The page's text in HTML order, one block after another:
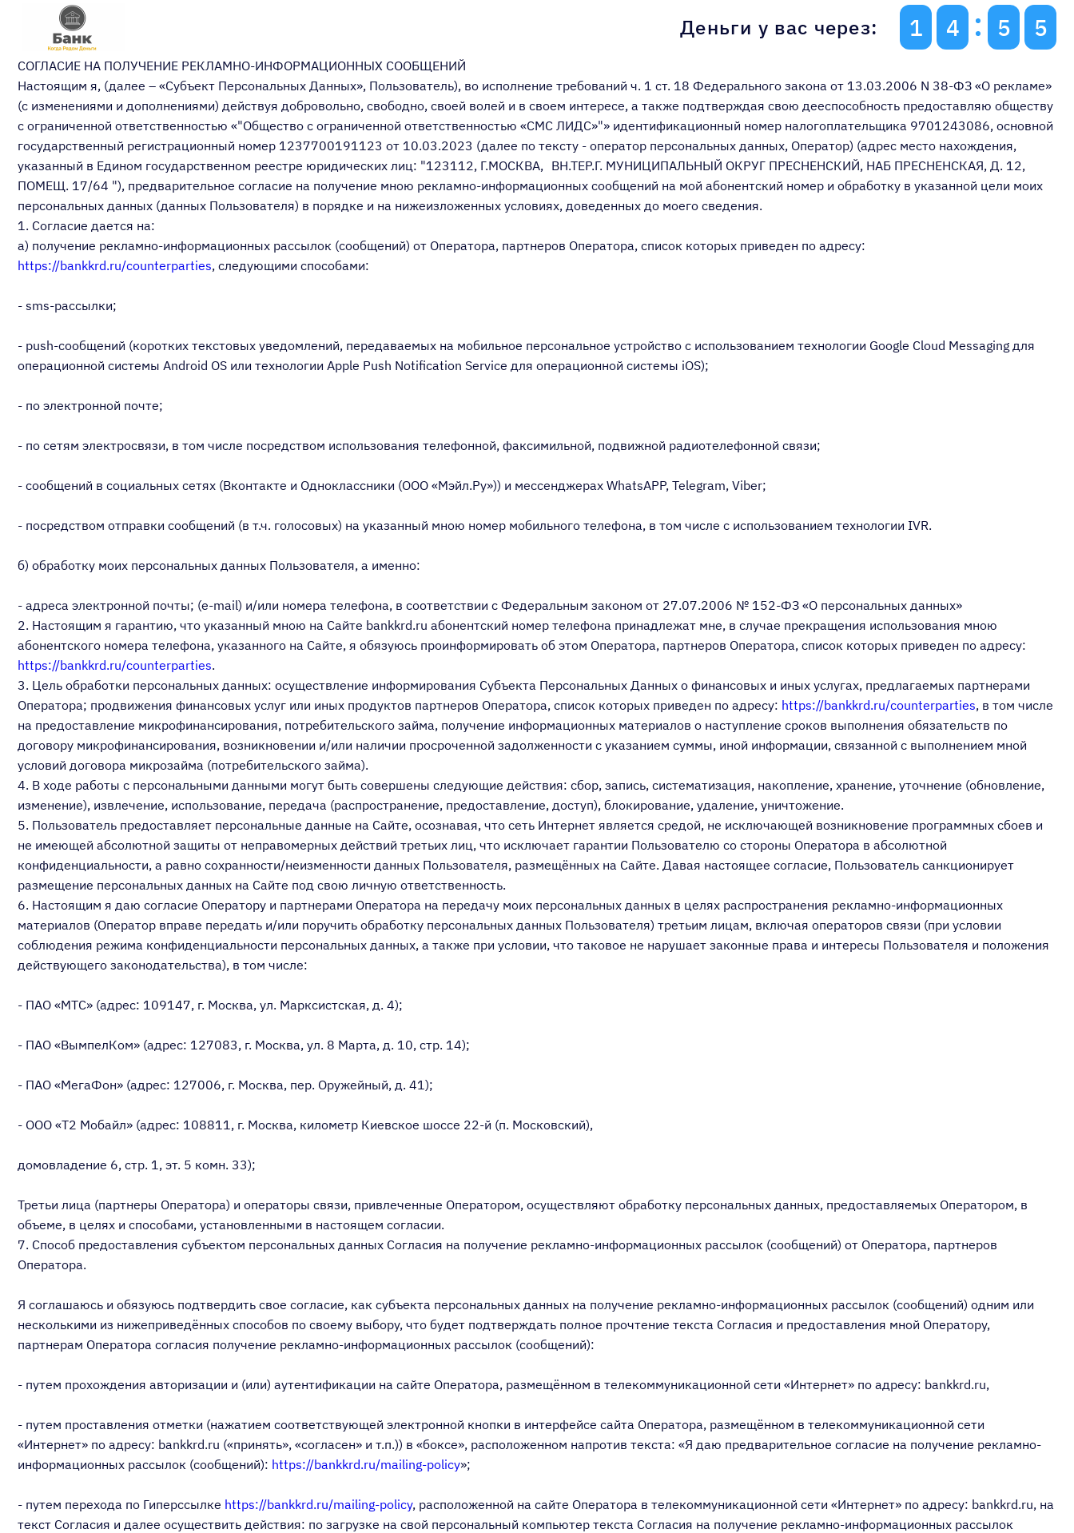
Деньги у вас через: 1 4 5 4
СОГЛАСИЕ НА ПОЛУЧЕНИЕ РЕКЛАМНО-ИНФОРМАЦИОННЫХ СООБЩЕНИЙ
Настоящим я, (далее – «Субъект Персональных Данных», Пользователь), во исполнение требований ч. 1 ст. 18 Федерального закона от 13.03.2006 N 38-ФЗ «О рекламе»
(с изменениями и дополнениями) действуя добровольно, свободно, своей волей и в своем интересе, а также подтверждая свою дееспособность предоставляю обществу
с ограниченной ответственностью «"Общество с ограниченной ответственностью «СМС ЛИДС»"» идентификационный номер налогоплательщика 9701243086, основной
государственный регистрационный номер 1237700191123 от 10.03.2023 (далее по тексту - оператор персональных данных, Оператор) (адрес место нахождения,
указанный в Едином государственном реестре юридических лиц: "123112, Г.МОСКВА, ВН.ТЕР.Г. МУНИЦИПАЛЬНЫЙ ОКРУГ ПРЕСНЕНСКИЙ, НАБ ПРЕСНЕНСКАЯ, Д. 12,
ПОМЕЩ. 17/64 "), предварительное согласие на получение мною рекламно-информационных сообщений на мой абонентский номер и обработку в указанной цели моих
персональных данных (данных Пользователя) в порядке и на нижеизложенных условиях, доведенных до моего сведения.
1. Согласие дается на:
a) получение рекламно-информационных рассылок (сообщений) от Оператора, партнеров Оператора, список которых приведен по адресу:
https://bankkrd.ru/counterparties, следующими способами:
- sms-рассылки;
- push-сообщений (коротких текстовых уведомлений, передаваемых на мобильное персональное устройство с использованием технологии Google Cloud Messaging для
операционной системы Android OS или технологии Apple Push Notification Service для операционной системы iOS);
- по электронной почте;
- по сетям электросвязи, в том числе посредством использования телефонной, факсимильной, подвижной радиотелефонной связи;
- сообщений в социальных сетях (Вконтакте и Одноклассники (ООО «Мэйл.Ру»)) и мессенджерах WhatsAPP, Telegram, Viber;
- посредством отправки сообщений (в т.ч. голосовых) на указанный мною номер мобильного телефона, в том числе с использованием технологии IVR.
б) обработку моих персональных данных Пользователя, а именно:
- адреса электронной почты; (e-mail) и/или номера телефона, в соответствии с Федеральным законом от 27.07.2006 № 152-ФЗ «О персональных данных»
2. Настоящим я гарантию, что указанный мною на Сайте bankkrd.ru абонентский номер телефона принадлежат мне, в случае прекращения использования мною
абонентского номера телефона, указанного на Сайте, я обязуюсь проинформировать об этом Оператора, партнеров Оператора, список которых приведен по адресу:
https://bankkrd.ru/counterparties.
3. Цель обработки персональных данных: осуществление информирования Субъекта Персональных Данных о финансовых и иных услугах, предлагаемых партнерами
Оператора; продвижения финансовых услуг или иных продуктов партнеров Оператора, список которых приведен по адресу: https://bankkrd.ru/counterparties, в том числе
на предоставление микрофинансирования, потребительского займа, получение информационных материалов о наступление сроков выполнения обязательств по
договору микрофинансирования, возникновении и/или наличии просроченной задолженности с указанием суммы, иной информации, связанной с выполнением мной
условий договора микрозайма (потребительского займа).
4. В ходе работы с персональными данными могут быть совершены следующие действия: сбор, запись, систематизация, накопление, хранение, уточнение (обновление,
изменение), извлечение, использование, передача (распространение, предоставление, доступ), блокирование, удаление, уничтожение.
5. Пользователь предоставляет персональные данные на Сайте, осознавая, что сеть Интернет является средой, не исключающей возникновение программных сбоев и
не имеющей абсолютной защиты от неправомерных действий третьих лиц, что исключает гарантии Пользователю со стороны Оператора в абсолютной
конфиденциальности, а равно сохранности/неизменности данных Пользователя, размещённых на Сайте. Давая настоящее согласие, Пользователь санкционирует
размещение персональных данных на Сайте под свою личную ответственность.
6. Настоящим я даю согласие Оператору и партнерами Оператора на передачу моих персональных данных в целях распространения рекламно-информационных
материалов (Оператор вправе передать и/или поручить обработку персональных данных Пользователя) третьим лицам, включая операторов связи (при условии
соблюдения режима конфиденциальности персональных данных, а также при условии, что таковое не нарушает законные права и интересы Пользователя и положения
действующего законодательства), в том числе:
- ПАО «МТС» (адрес: 109147, г. Москва, ул. Марксистская, д. 4);
- ПАО «ВымпелКом» (адрес: 127083, г. Москва, ул. 8 Марта, д. 10, стр. 14);
- ПАО «МегаФон» (адрес: 127006, г. Москва, пер. Оружейный, д. 41);
- ООО «Т2 Мобайл» (адрес: 108811, г. Москва, километр Киевское шоссе 22-й (п. Московский),
домовладение 6, стр. 1, эт. 5 комн. 33);
Третьи лица (партнеры Оператора) и операторы связи, привлеченные Оператором, осуществляют обработку персональных данных, предоставляемых Оператором, в
объеме, в целях и способами, установленными в настоящем согласии.
7. Способ предоставления субъектом персональных данных Согласия на получение рекламно-информационных рассылок (сообщений) от Оператора, партнеров
Оператора.
Я соглашаюсь и обязуюсь подтвердить свое согласие, как субъекта персональных данных на получение рекламно-информационных рассылок (сообщений) одним или
несколькими из нижеприведённых способов по своему выбору, что будет подтверждать полное прочтение текста Согласия и предоставления мной Оператору,
партнерам Оператора согласия получение рекламно-информационных рассылок (сообщений):
- путем прохождения авторизации и (или) аутентификации на сайте Оператора, размещённом в телекоммуникационной сети «Интернет» по адресу: bankkrd.ru,
- путем проставления отметки (нажатием соответствующей электронной кнопки в интерфейсе сайта Оператора, размещённом в телекоммуникационной сети
«Интернет» по адресу: bankkrd.ru («принять», «согласен» и т.п.)) в «боксе», расположенном напротив текста: «Я даю предварительное согласие на получение рекламно-
информационных рассылок (сообщений): https://bankkrd.ru/mailing-policy»;
- путем перехода по Гиперссылке https://bankkrd.ru/mailing-policy, расположенной на сайте Оператора в телекоммуникационной сети «Интернет» по адресу: bankkrd.ru, на
текст Согласия и далее осуществить действия: по загрузке на свой персональный компьютер текста Согласия на получение рекламно-информационных рассылок